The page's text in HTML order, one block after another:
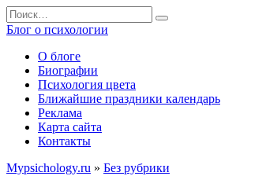
Перейти
к
Search
for:
Блог о психологии
О блоге
Биографии
Психология цвета
Ближайшие праздники календарь
Реклама
Карта сайта
Контакты
Mypsichology.ru » Без рубрики